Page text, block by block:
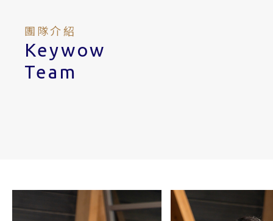
團隊介紹
Keywow
Team